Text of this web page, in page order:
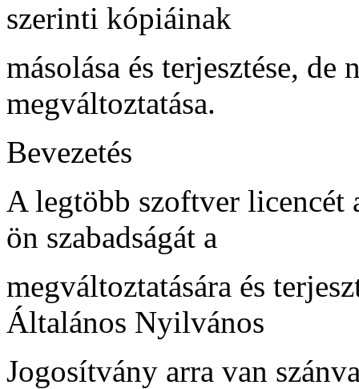
szerinti kópiáinak
másolása és terjesztése, de
megváltoztatása.
Bevezetés
A legtöbb szoftver licencét
ön szabadságát a
megváltoztatására és
Általános Nyilvános
Jogosítvány arra van